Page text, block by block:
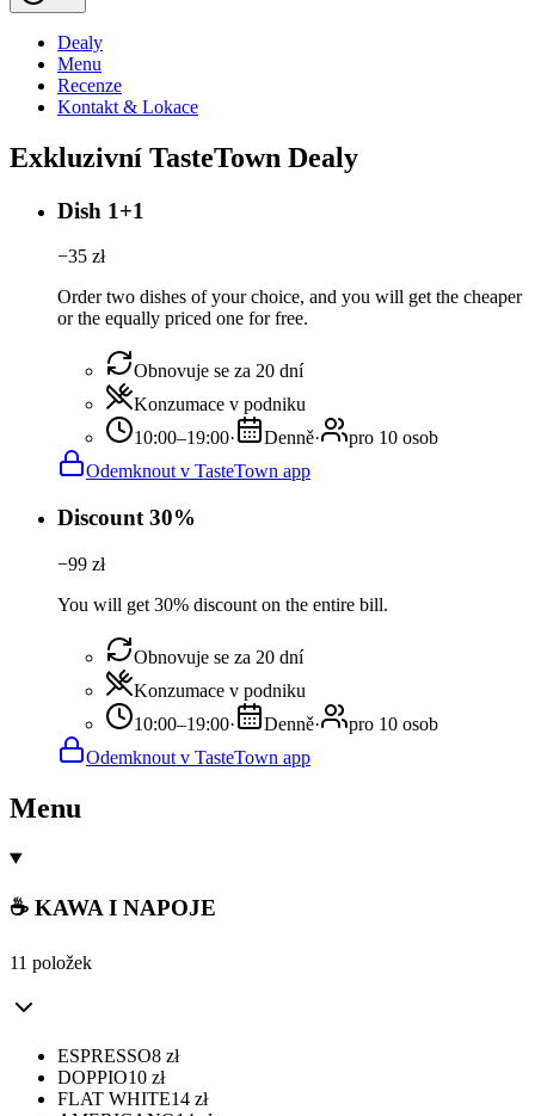
Dealy
Menu
Recenze
Kontakt & Lokace
Exkluzivní TasteTown Dealy
Dish 1+1
−35 zł
Order two dishes of your choice, and you will get the cheaper
or the equally priced one for free.
Obnovuje se za 20 dní
Konzumace v podniku
10:00–19:00· Denně·
pro 10 osob
Odemknout v TasteTown app
Discount 30%
−99 zł
You will get 30% discount on the entire bill.
Obnovuje se za 20 dní
Konzumace v podniku
10:00–19:00· Denně·
pro 10 osob
Odemknout v TasteTown app
Menu
☕ KAWA I NAPOJE
11 položek
ESPRESSO8 zł
DOPPIO10 zł
FLAT WHITE14 zł